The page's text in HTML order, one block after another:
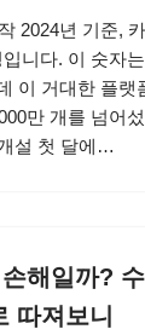
2024년 기준,
니다. 이 숫자
이 거대한 플랫
만 개를 넘어
설 첫 달에…
해일까? 수
따져보니